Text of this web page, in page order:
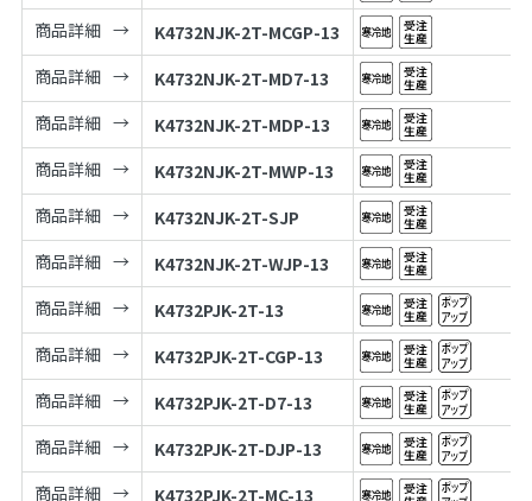
商品詳細
K4732NJK-2T-MCGP-13
商品詳細
K4732NJK-2T-MD7-13
商品詳細
K4732NJK-2T-MDP-13
商品詳細
K4732NJK-2T-MWP-13
商品詳細
K4732NJK-2T-SJP
商品詳細
K4732NJK-2T-WJP-13
商品詳細
K4732PJK-2T-13
商品詳細
K4732PJK-2T-CGP-13
商品詳細
K4732PJK-2T-D7-13
商品詳細
K4732PJK-2T-DJP-13
商品詳細
K4732PJK-2T-MC-13